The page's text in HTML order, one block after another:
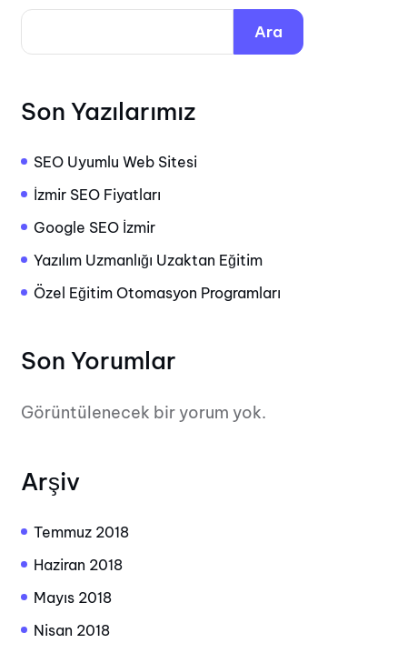
Ara
Son Yazılarımız
SEO Uyumlu Web Sitesi
İzmir SEO Fiyatları
Google SEO İzmir
Yazılım Uzmanlığı Uzaktan Eğitim
Özel Eğitim Otomasyon Programları
Son Yorumlar
Görüntülenecek bir yorum yok.
Arşiv
Temmuz 2018
Haziran 2018
Mayıs 2018
Nisan 2018